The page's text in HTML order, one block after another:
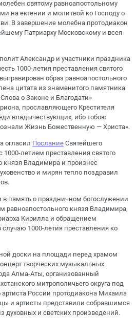
святому равноапостольному
на ектении и молитвой ко Господу о
В завершение молебна протодиакон
Патриарху Московскому и всея
Александр и участники праздника
1000-летия преставления святого
образ равноапостольного
цитата из знаменитого памятника
о Законе и Благодати»
прославляющего Крестителя
владычествующих, ибо тобою
Жизнь Божественную — Христа».
огласил Послание Святейшего
1000-летием преставления святого
князя Владимира и произнес
и мирян тепло поздравил
память о праздничном богослужении
князя Владимира,
Кирилла и обращением
1000-летия преставления ко
доски на площади перед храмом
творческих музыкальных
Алма-Аты, организованный
митрополичьего округа под
России протодиакона Михаила
и артисты представили собравшимся
духовных и светских произведений.